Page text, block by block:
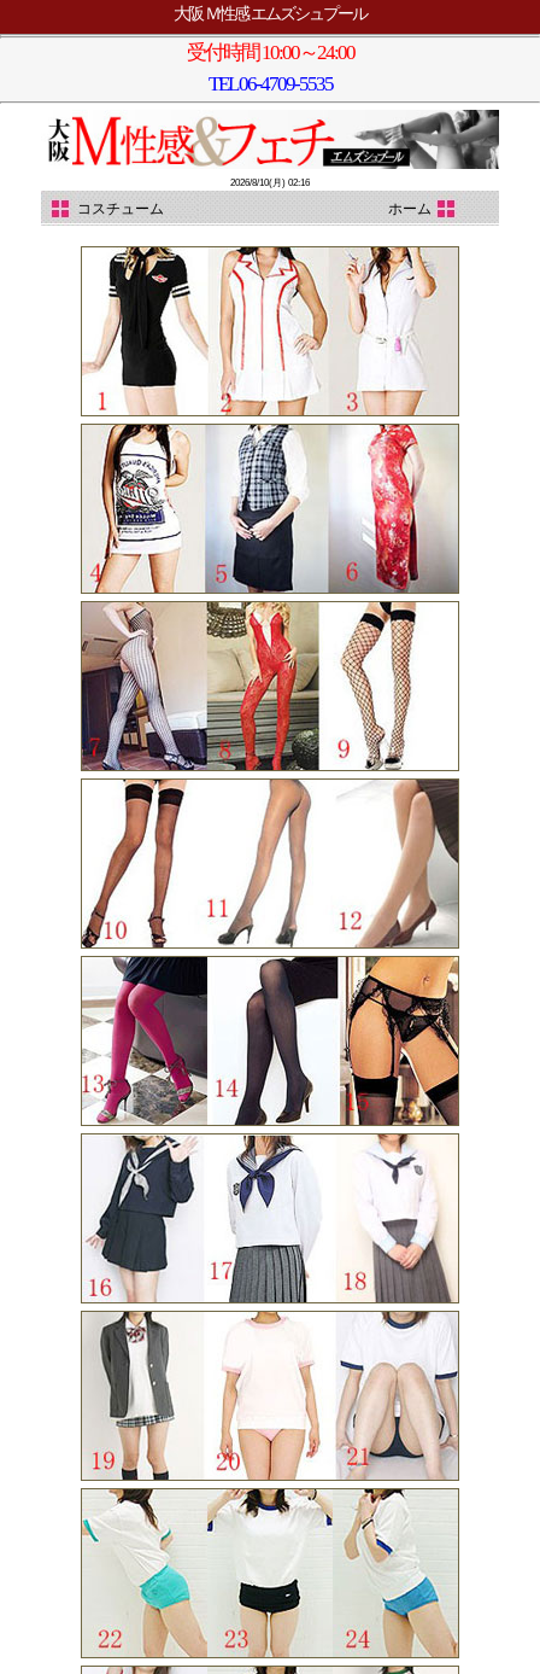
大阪 Ｍ性感 エムズシュプール
受付時間 10:00～24:00
TEL06-4709-5535
2026/8/10(月) 02:16
コスチューム ホーム